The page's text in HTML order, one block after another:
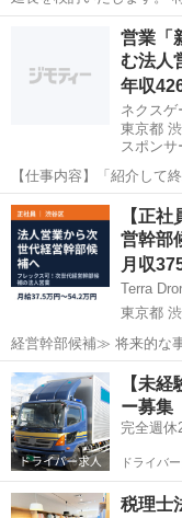
責任感を持った人… てだ
営業「
む法人
年収
ネクスゲ
東京都
スポンサ
【仕事内容】「紹介して
込む営業を。 仕事内容:
入口となる新規開拓です
長力に直結するため、欠
正社員
【正
営幹部
月収
Terra
東京都
経営幹部候補≫ 将来的な
◎ 最初の2-…
東京 渋谷区 営業
【未
ー募集
完全週休
ドライバ
税理士